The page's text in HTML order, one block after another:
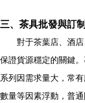
三、茶具批發與訂
對于茶葉店、酒
保證貨源穩定的關鍵
系列因需求量大，常
數量等因素浮動，普